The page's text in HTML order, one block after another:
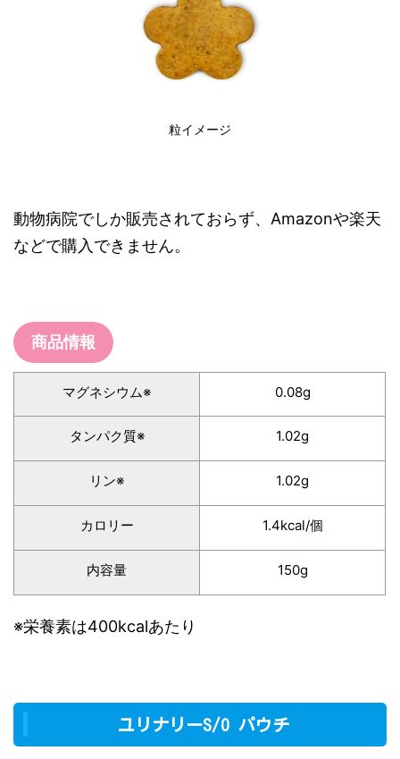
粒イメージ
動物病院でしか販売されておらず、Amazonや楽天
などで購入できません。
商品情報
マグネシウム※ 0.08g
タンパク質※ 1.02g
リン※ 1.02g
カロリー 1.4kcal/個
内容量 150g
※栄養素は400kcalあたり
ユリナリーS/O パウチ